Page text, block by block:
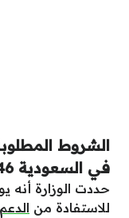
الشروط
في السعودية 1446
حددت الوزارة
للاستفادة من